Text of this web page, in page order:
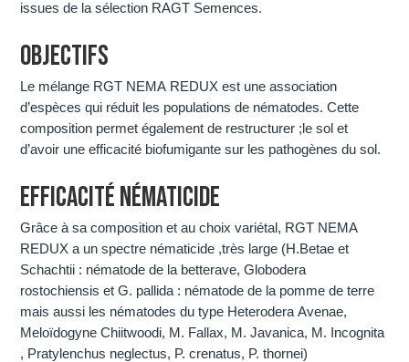
issues de la sélection RAGT Semences.
OBJECTIFS
Le mélange RGT NEMA REDUX est une association
d’espèces qui réduit les populations de nématodes. Cette
composition permet également de restructurer ;le sol et
d’avoir une efficacité biofumigante sur les pathogènes du sol.
EFFICACITÉ NÉMATICIDE
Grâce à sa composition et au choix variétal, RGT NEMA
REDUX a un spectre nématicide ,très large (H.Betae et
Schachtii : nématode de la betterave, Globodera
rostochiensis et G. pallida : nématode de la pomme de terre
mais aussi les nématodes du type Heterodera Avenae,
Meloïdogyne Chiitwoodi, M. Fallax, M. Javanica, M. Incognita
, Pratylenchus neglectus, P. crenatus, P. thornei)